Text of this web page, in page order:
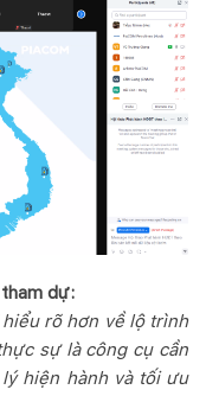
dự:
rõ hơn về lộ trình
sự là công cụ cần
hiện hành và tối ưu